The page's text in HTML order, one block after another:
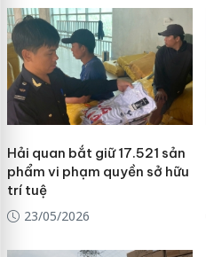
Hải quan bắt giữ 17.521 sản
phẩm vi phạm quyền sở hữu
trí tuệ
23/05/2026